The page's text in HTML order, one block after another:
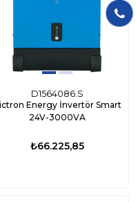
D1564086.S
Energy İnvertör Smart
24V-3000VA
₺66.225,85